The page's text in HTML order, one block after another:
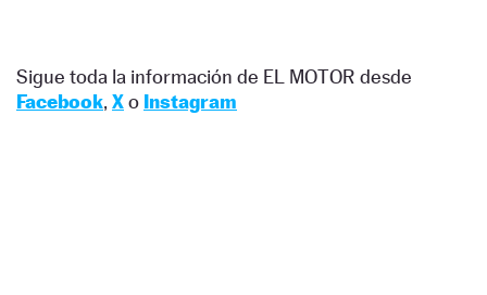
Sigue toda la información de EL MOTOR desde
Facebook, Xo Instagram